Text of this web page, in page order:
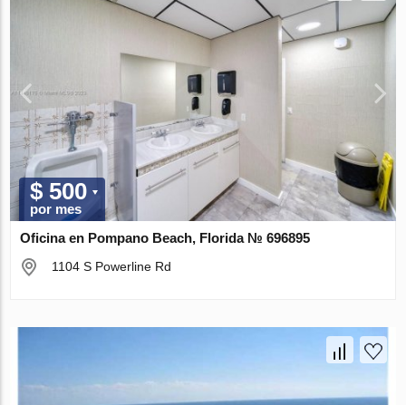
$ 500
por mes
Oficina en Pompano Beach, Florida № 696895
1104 S Powerline Rd